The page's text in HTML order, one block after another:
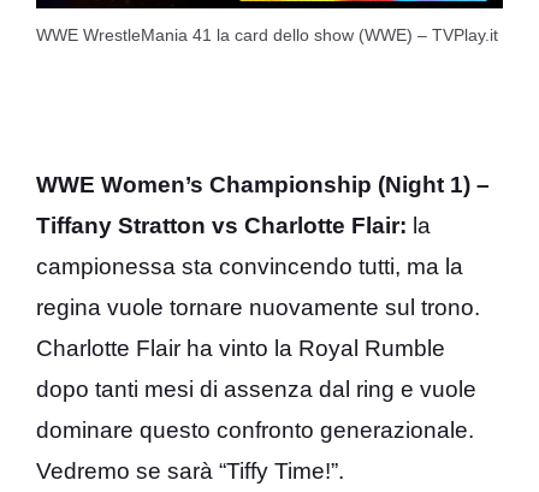
WWE WrestleMania 41 la card dello show (WWE) – TVPlay.it
WWE Women’s Championship (Night 1) –
Tiffany Stratton vs Charlotte Flair: la
campionessa sta convincendo tutti, ma la
regina vuole tornare nuovamente sul trono.
Charlotte Flair ha vinto la Royal Rumble
dopo tanti mesi di assenza dal ring e vuole
dominare questo confronto generazionale.
Vedremo se sarà “Tiffy Time!”.